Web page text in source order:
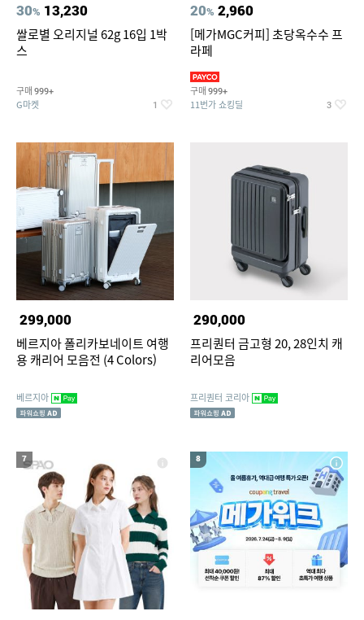
30% 13,230
쌀로별 오리지널 62g 16입 1박
스
구매 999+
G마켓 1
20% 2,960
[메가MGC커피] 초당옥수수 프
라페
구매 999+
11번가 쇼킹딜 3
299,000
베르지아 폴리카보네이트 여행
용 캐리어 모음전 (4 Colors)
베르지아
290,000
프리퀀터 금고형 20, 28인치 캐
리어모음
프리퀀터 코리아
7 8